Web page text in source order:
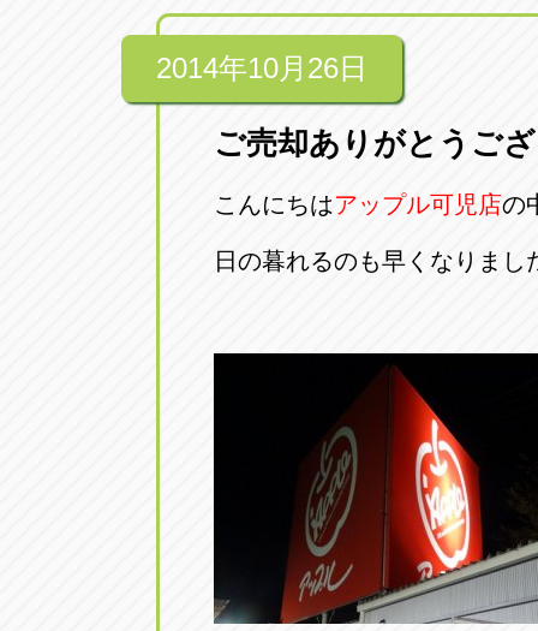
2014年10月26日
ご売却ありがとうご
こんにちはアップル可児店の
日の暮れるのも早くなりまし